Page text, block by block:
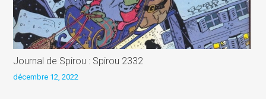
Journal de Spirou : Spirou 2332
décembre 12, 2022